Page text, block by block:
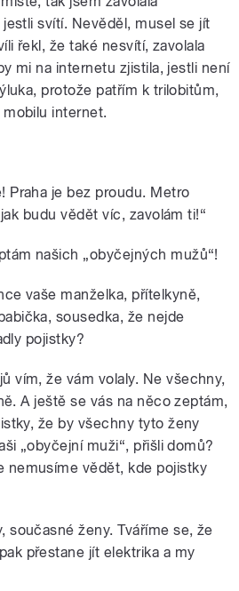
svítí. Nevěděl, musel se jít
řekl, že také nesvítí, zavolala
mi na internetu zjistila, jestli není
protože patřím k trilobitům,
internet.
Praha je bez proudu. Metro
budu vědět víc, zavolám ti!“
našich „obyčejných mužů“!
vaše manželka, přítelkyně,
sousedka, že nejde
pojistky?
vím, že vám volaly. Ne všechny,
A ještě se vás na něco zeptám,
že by všechny tyto ženy
„obyčejní muži“, přišli domů?
nemusíme vědět, kde pojistky
současné ženy. Tváříme se, že
přestane jít elektrika a my